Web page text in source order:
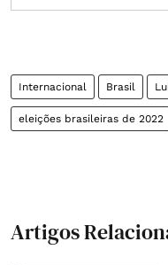
Internacional Brasil
eleições brasileiras de 2022
Artigos